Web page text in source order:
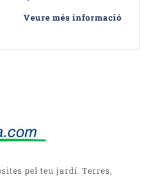
Veure més informació
pel teu jardí. Terres,